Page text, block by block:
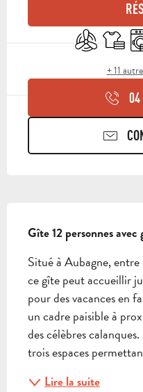
Air Draps et
+ 11
Gîte 12 personnes avec
Situé à Aubagne,
ce gîte peut accueillir
pour des vacances en
un cadre paisible à
des célèbres
trois espaces
Lire la suite